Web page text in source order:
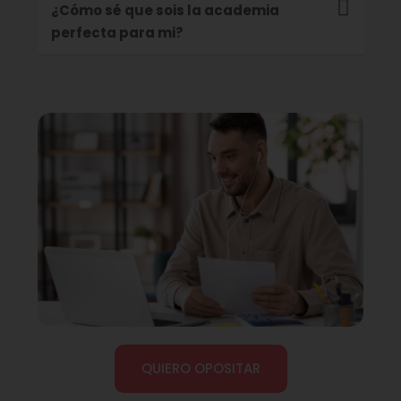
¿Cómo sé que sois la academia
perfecta para mi?
QUIERO OPOSITAR